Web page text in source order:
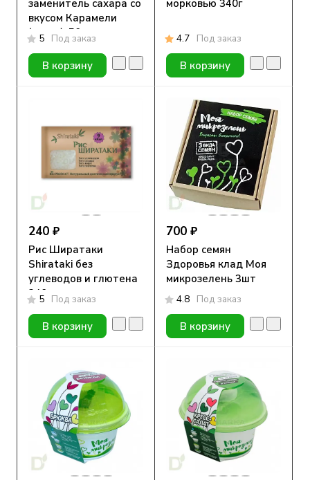
заменитель сахара со
вкусом Карамели
(стики), 50гр
5 Под заказ
В корзину
морковью 340г
4.7 Под заказ
В корзину
240 ₽
Рис Ширатаки
Shirataki без
углеводов и глютена
340гр
5 Под заказ
В корзину
700 ₽
Набор семян
Здоровья клад Моя
микрозелень 3шт
4.8 Под заказ
В корзину